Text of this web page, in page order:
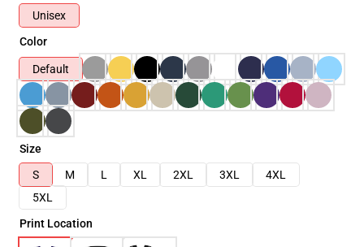
Unisex
Color
Default
Size
S
M L XL 2XL 3XL
4XL
5XL
Print Location